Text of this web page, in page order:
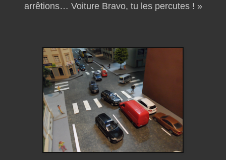
arrêtions… Voiture Bravo, tu les percutes ! »